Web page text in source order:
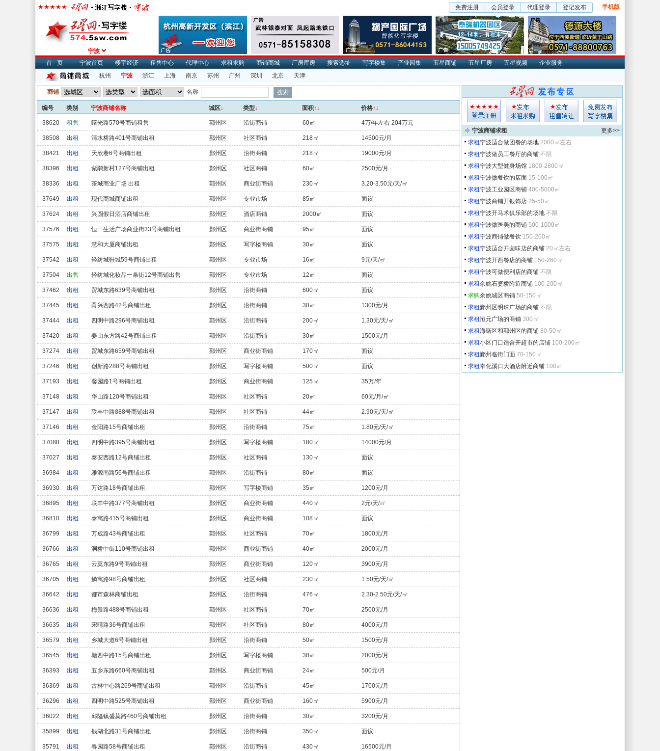
免费注册 会员登录 代理登录 登记发布 手机版
宁波
首页
宁波首页 楼宇经济 租售中心 代理中心 求租求购 商铺商城 厂房库房 搜索选址 写字楼集 产业园集 五星商铺 五星厂房 五星视频
企业服务
杭州
宁波 浙江 上海 南京 苏州 广州 深圳 北京 天津
商铺 名称
编号 类别 宁波商铺名称 城区↓ 类型↓ 面积↑↓ 价格↑↓
38620 租售 曙光路570号商铺租售 鄞州区 沿街商铺 60㎡ 4万/年左右 204万元
38508 出租 清水桥路401号商铺出租 鄞州区 社区商铺 218㎡ 14500元/月
38421 出租 天欣巷6号商铺出租 鄞州区 沿街商铺 218㎡ 19000元/月
38396 出租 紫鹃新村127号商铺出租 鄞州区 社区商铺 60㎡ 2500元/月
38336 出租 茶城商业广场 出租 鄞州区 商业街商铺 230㎡ 3.20-3.50元/天/㎡
37649 出租 现代商城商铺出租 鄞州区 专业市场 85㎡ 面议
37624 出租 兴圆假日酒店商铺出租 鄞州区 酒店商铺 2000㎡ 面议
37576 出租 恒一生活广场商业街33号商铺出租 鄞州区 商业街商铺 95㎡ 面议
37575 出租 慧和大厦商铺出租 鄞州区 写字楼商铺 30㎡ 面议
37542 出租 轻纺城鞋城59号商铺出租 鄞州区 专业市场 16㎡ 9元/天/㎡
37504 出售 轻纺城化妆品一条街12号商铺出售 鄞州区 专业市场 12㎡ 面议
37462 出租 贸城东路639号商铺出租 鄞州区 沿街商铺 600㎡ 面议
37445 出租 甬兴西路42号商铺出租 鄞州区 沿街商铺 30㎡ 1300元/月
37444 出租 四明中路296号商铺出租 鄞州区 沿街商铺 200㎡ 1.30元/天/㎡
37420 出租 姜山东方路42号商铺出租 鄞州区 沿街商铺 30㎡ 1500元/月
37274 出租 贸城东路659号商铺出租 鄞州区 商业街商铺 170㎡ 面议
37246 出租 创新路288号商铺出租 鄞州区 写字楼商铺 500㎡ 面议
37193 出租 馨园路1号商铺出租 鄞州区 商业街商铺 125㎡ 35万/年
37148 出租 华山路120号商铺出租 鄞州区 社区商铺 20㎡ 60元/月/㎡
37147 出租 联丰中路888号商铺出租 鄞州区 社区商铺 44㎡ 2.90元/天/㎡
37146 出租 金阳路15号商铺出租 鄞州区 沿街商铺 75㎡ 1.80元/天/㎡
37088 出租 四明中路395号商铺出租 鄞州区 写字楼商铺 180㎡ 14000元/月
37027 出租 泰安西路12号商铺出租 鄞州区 社区商铺 130㎡ 面议
36984 出租 雅源南路56号商铺出租 鄞州区 沿街商铺 80㎡ 面议
36930 出租 万达路18号商铺出租 鄞州区 写字楼商铺 35㎡ 1200元/月
36895 出租 联丰中路377号商铺出租 鄞州区 商业街商铺 440㎡ 2元/天/㎡
36810 出租 泰寓路415号商铺出租 鄞州区 商业街商铺 108㎡ 面议
36799 出租 万成路43号商铺出租 鄞州区 社区商铺 70㎡ 1800元/月
36766 出租 洞桥中街110号商铺出租 鄞州区 商业街商铺 40㎡ 2000元/月
36765 出租 云莫东路9号商铺出租 鄞州区 商业街商铺 120㎡ 3900元/月
36705 出租 鳞寓路98号商铺出租 鄞州区 社区商铺 230㎡ 1.50元/天/㎡
36642 出租 都市森林商铺出租 鄞州区 沿街商铺 476㎡ 2.30-2.50元/天/㎡
36636 出租 梅景路488号商铺出租 鄞州区 社区商铺 70㎡ 2500元/月
36635 出租 宋晴路36号商铺出租 鄞州区 社区商铺 80㎡ 4000元/月
36579 出租 乡城大道6号商铺出租 鄞州区 沿街商铺 50㎡ 1500元/月
36545 出租 塘西中路15号商铺出租 鄞州区 写字楼商铺 30㎡ 2000元/月
36393 出租 五乡东路660号商铺出租 鄞州区 商业街商铺 24㎡ 500元/月
36369 出租 古林中心路269号商铺出租 鄞州区 沿街商铺 45㎡ 1700元/月
36296 出租 四明中路525号商铺出租 鄞州区 商业街商铺 160㎡ 5900元/月
36022 出租 邱隘镇盛莫路460号商铺出租 鄞州区 沿街商铺 30㎡ 3200元/月
35899 出租 钱湖北路31号商铺出租 鄞州区 沿街商铺 350㎡ 面议
35791 出租 春园路58号商铺出租 鄞州区 沿街商铺 430㎡ 16500元/月
宁波商铺求租
更多>>
求租宁波适合做团餐的场地 2000㎡左右
求租宁波做员工餐厅的商铺 不限
求租宁波大型健身场馆 1800-2800㎡
求租宁波做餐饮的店面 15-100㎡
求租宁波工业园区商铺 400-5000㎡
求租宁波商铺开银饰店 25-50㎡
求租宁波开马术俱乐部的场地 不限
求租宁波做医美的商铺 500-1000㎡
求租宁波商铺做餐饮 150-200㎡
求租宁波适合开卤味店的商铺 20㎡左右
求租宁波开西餐店的商铺 150-260㎡
求租宁波可做便利店的商铺 不限
求租余姚石婆桥附近商铺 100-200㎡
求购余姚城区商铺 50-150㎡
求租鄞州区明珠广场的商铺 不限
求租恒元广场的商铺 300㎡
求租海曙区和鄞州区的商铺 30-50㎡
求租小区门口适合开超市的店铺 100-200㎡
求租鄞州临街门面 70-150㎡
求租奉化溪口大酒店附近商铺 100㎡